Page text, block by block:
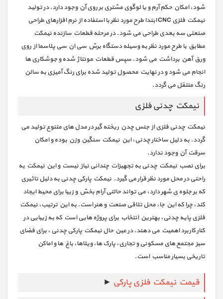
شود، امکان حکم آرم و یا لوگوی مشتری بر روی آن وجود دارد. در تولید
نیمکت فلزی CNC ابتدا طرح مورد نظر با استفاده از نرم افزارهای طراحی
صنعتی سه بعدی طراحی می شود. در مرحله قطعات سازنده نیمکت
مطابق با طرح مورد نظر به وسیله دستگاه برش سی ان سی پلاسما از روی
ورق آهن برداشت می شود. سپس قطعات مونتاژ شده و جوشکاری ها
انجام می شود و در نهایت محصول تولید شده برای رنگ آمیزی به سالن
رنگ منتقل می گردد.
نیمکت چدنی فلزی
نیمکت چدنی فلزی از جنس چدن ریخته گیر در مدل های متنوع تولید می
گردد. به دلیل ساختار چدنی، این نیمکت سنگین وزن بوده و امکان
سرقت آن وجود ندارد.
برای نصب نیمکت چدنی به تجهیزات چندانی نیاز نیست و این نیمکت به
راحتی در محل مورد نظر قرار می گیرد. نیمکت پارکی چدنی به دلیل تاثیری
که بر جلوه ی شهر دارد، می تواند حالتی آرام بخش و زیبا برای محیط ایجاد
کند، چرا که این جا، محل تلاقی صنعت و هنر است. به این ترتیب، نیمکت
فلزی پایه چدنی، بهترین انتخاب برای پروژه هایی است که به زیبایی در
کنار کاربرد اهمیت می دهند. در عین حال نیمکت پارکی چدنی ، برای فضای
سبز مجتمع های مسکونی و تجاری، پارک ها، ویلاها، باغ ها و اماکن
تاریخی بسیار مناسب است.
قیمت نیمکت فلزی پارکی ►